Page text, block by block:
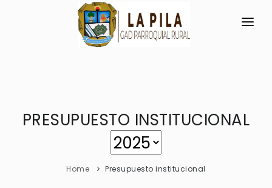
RESEÑA HISTÓRICA
GAD
GESTIÓN Y PRESUPUESTO
PRESUPUESTO INSTITUCIONAL
Home Presupuesto institucional